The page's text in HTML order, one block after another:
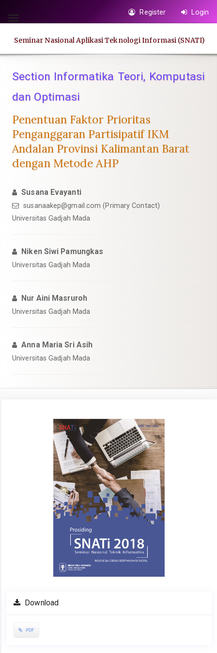
jump
page
content
Navigation
Main
Sidebar
Toggle
Register Login
Seminar Nasional Aplikasi Teknologi Informasi (SNATI)
Section Informatika Teori, Komputasi
dan Optimasi
Penentuan Faktor Prioritas
Penganggaran Partisipatif IKM
Andalan Provinsi Kalimantan Barat
dengan Metode AHP
Susana Evayanti
susanaakep@gmail.com (Primary Contact)
Universitas Gadjah Mada
Niken Siwi Pamungkas
Universitas Gadjah Mada
Nur Aini Masruroh
Universitas Gadjah Mada
Anna Maria Sri Asih
Universitas Gadjah Mada
Download
PDF